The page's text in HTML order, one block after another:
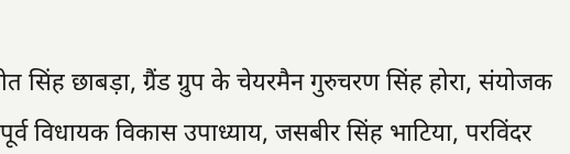
छाबड़ा, ग्रैंड ग्रुप के चेयरमैन गुरुचरण सिंह होरा, संयोजक
विधायक विकास उपाध्याय, जसबीर सिंह भाटिया, परविंदर